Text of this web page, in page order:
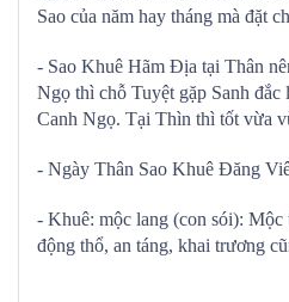
Sao của năm hay tháng mà đặt
- Sao Khuê Hãm Địa tại Thân
Ngọ thì chỗ Tuyệt gặp Sanh đắc
Canh Ngọ. Tại Thìn thì tốt vừa
- Ngày Thân Sao Khuê Đăng
- Khuê: mộc lang (con sói):
động thổ, an táng, khai trương